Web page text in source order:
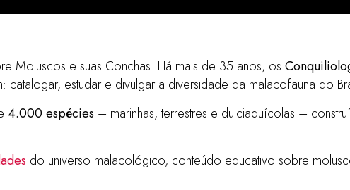
de
- marinhas, terrestres e de
Moluscos e suas Conchas. Há mais de 35 anos, os
catalogar, estudar e divulgar a diversidade da malacofauna do
4.000 espécies – marinhas, terrestres e dulciaquícolas –
do universo malacológico, conteúdo educativo sobre